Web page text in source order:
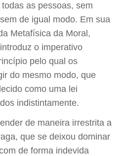
as pessoas, sem
de igual modo. Em sua
Metafísica da Moral,
o imperativo
pelo qual os
do mesmo modo, que
como uma lei
indistintamente.
de maneira irrestrita a
que se deixou dominar
de forma indevida